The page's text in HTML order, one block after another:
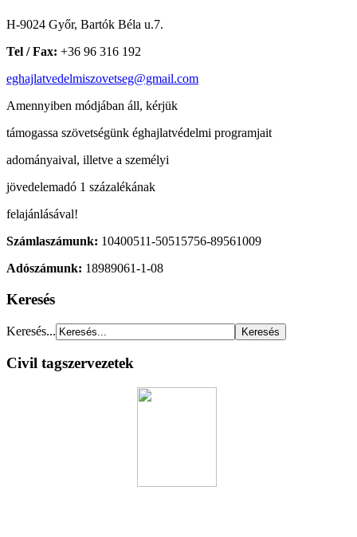
H-9024 Győr, Bartók Béla u.7.
Tel / Fax: +36 96 316 192
eghajlatvedelmiszovetseg@gmail.com
Amennyiben módjában áll, kérjük
támogassa szövetségünk éghajlatvédelmi programjait
adományaival, illetve a személyi
jövedelemadó 1 százalékának
felajánlásával!
Számlaszámunk: 10400511-50515756-89561009
Adószámunk: 18989061-1-08
Keresés
Keresés...
Civil tagszervezetek